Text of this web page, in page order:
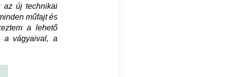
az új technikai
műfajt és
a lehető
a vágyaival, a